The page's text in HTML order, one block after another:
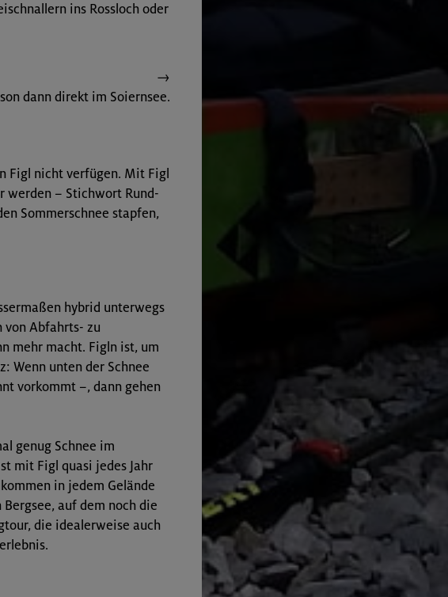
ins Rossloch oder
→
dann direkt im Soiernsee.
Figl nicht verfügen. Mit Figl
werden – Stichwort Rund­
Sommerschnee stapfen,
hybrid unterwegs
Abfahrts- zu
mehr macht. Figln ist, um
Wenn unten der Schnee
vorkommt –, dann gehen
ge­nug Schnee im
mit Figl quasi jedes Jahr
in jedem Gelände
auf dem noch die
die idealerweise auch